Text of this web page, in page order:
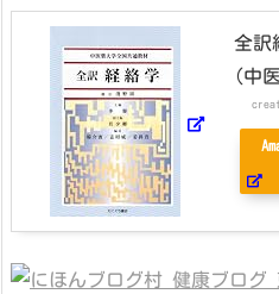
全訳
(中